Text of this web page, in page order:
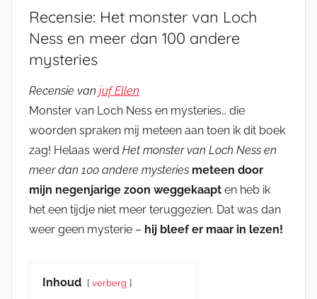
Recensie: Het monster van Loch
Ness en meer dan 100 andere
mysteries
Recensie van juf Ellen
Monster van Loch Ness en mysteries… die
woorden spraken mij meteen aan toen ik dit boek
zag! Helaas werd Het monster van Loch Ness en
meer dan 100 andere mysteries meteen door
mijn negenjarige zoon weggekaapt en heb ik
het een tijdje niet meer teruggezien. Dat was dan
weer geen mysterie – hij bleef er maar in lezen!
Inhoud verberg